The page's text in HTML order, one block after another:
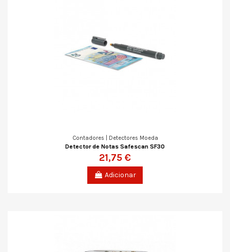
Contadores | Detectores Moeda
Detector de Notas Safescan SF30
21,75 €
Adicionar